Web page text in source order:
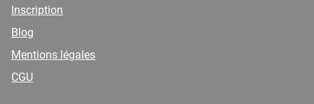
Inscription
Blog
Mentions légales
CGU